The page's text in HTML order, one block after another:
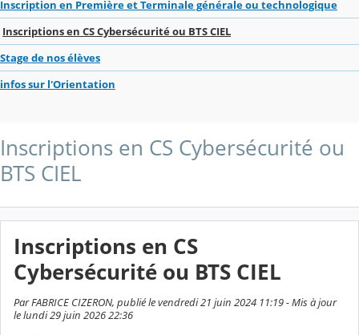
Inscription en Première et Terminale générale ou technologique
Inscriptions en CS Cybersécurité ou BTS CIEL
Stage de nos élèves
infos sur l'Orientation
Inscriptions en CS Cybersécurité ou
BTS CIEL
Inscriptions en CS
Cybersécurité ou BTS CIEL
Par FABRICE CIZERON, publié le vendredi 21 juin 2024 11:19 - Mis à jour
le lundi 29 juin 2026 22:36